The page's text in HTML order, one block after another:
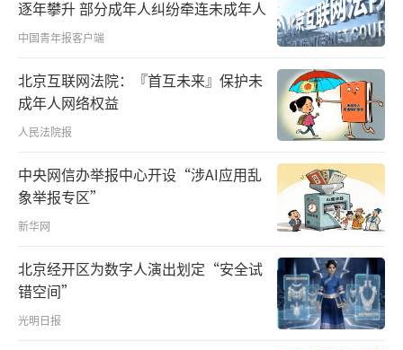
在今年全国两会上，习近平总书记强调，
要在加强基础性、普惠性、兜底性民生建设和
解决群众急难愁盼问题上多办实事。
逐年攀升 部分成年人纠纷牵连未成年人
中国青年报客户端
北京互联网法院：『首互未来』保护未
成年人网络权益
人民法院报
中央网信办举报中心开设“涉AI应用乱
象举报专区”
新华网
北京经开区为数字人演出划定“安全试
错空间”
光明日报